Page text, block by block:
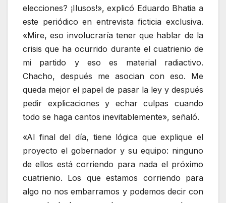
elecciones? ¡Ilusos!», explicó Eduardo Bhatia a
este periódico en entrevista ficticia exclusiva.
«Mire, eso involucraría tener que hablar de la
crisis que ha ocurrido durante el cuatrienio de
mi partido y eso es material radiactivo.
Chacho, después me asocian con eso. Me
queda mejor el papel de pasar la ley y después
pedir explicaciones y echar culpas cuando
todo se haga cantos inevitablemente», señaló.
«Al final del día, tiene lógica que explique el
proyecto el gobernador y su equipo: ninguno
de ellos está corriendo para nada el próximo
cuatrienio. Los que estamos corriendo para
algo no nos embarramos y podemos decir con